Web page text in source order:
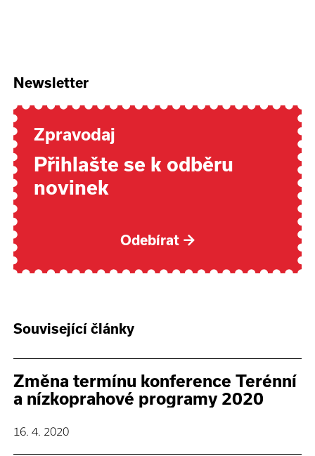
Newsletter
Zpravodaj
Přihlašte se k odběru
novinek
Odebírat →
Související články
Změna termínu konference Terénní
a nízkoprahové programy 2020
16. 4. 2020